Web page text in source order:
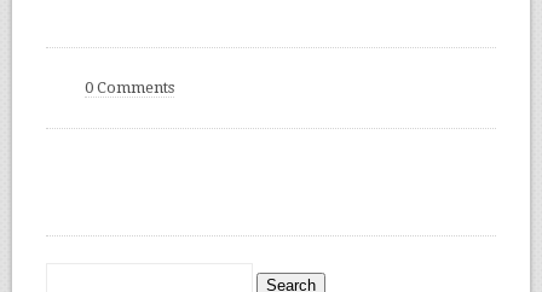
0 Comments